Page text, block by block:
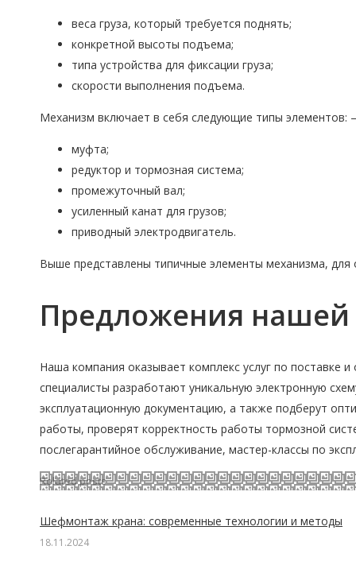
веса груза, который требуется поднять;
конкретной высоты подъема;
типа устройства для фиксации груза;
скорости выполнения подъема.
Механизм включает в себя следующие типы элементов:
муфта;
редуктор и тормозная система;
промежуточный вал;
усиленный канат для грузов;
приводный электродвигатель.
Выше представлены типичные элементы механизма,
Предложения
Наша компания оказывает комплекс услуг по поставке
специалисты разработают уникальную электронную
эксплуатационную документацию, а также подберут
работы, проверят корректность работы тормозной
послегарантийное обслуживание, мастер-классы по
Related posts
Шефмонтаж крана: современные технологии и методы
18.11.2024